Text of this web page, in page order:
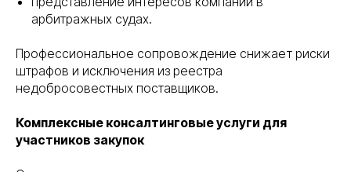
арбитражных судах.
Профессиональное сопровождение снижает риски
штрафов и исключения из реестра
недобросовестных поставщиков.
Комплексные консалтинговые услуги для
участников закупок